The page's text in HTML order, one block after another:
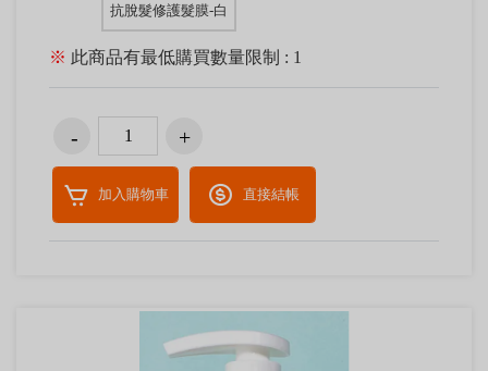
抗脫髮修護髮膜-白
※ 此商品有最低購買數量限制 : 1
加入購物車 直接結帳